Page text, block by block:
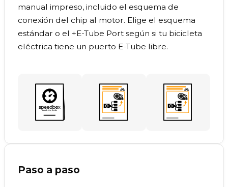
manual impreso, incluido el esquema de
conexión del chip al motor. Elige el esquema
estándar o el +E-Tube Port según si tu bicicleta
eléctrica tiene un puerto E-Tube libre.
Paso a paso